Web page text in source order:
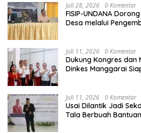
Juli 28, 2026 0 Komentar
FISIP-UNDANA
Desa melalui
Juli 11, 2026 0 Komentar
Dukung Kongres dan
Dinkes Manggarai
Juli 11, 2026 0 Komentar
Usai Dilantik Jadi
Tala Berbuah